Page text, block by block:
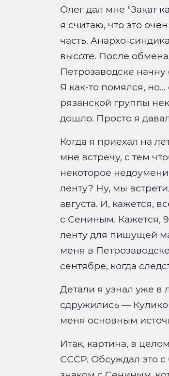
Олег дал мне "Закат
я считаю, что это
часть. Анархо-
высоте. После
Петрозаводске
Я как-то помялся,
рязанской группы
дошло. Просто я
Когда я приехал на
мне встречу, с тем
некоторое
ленту? Ну, мы
августа. И, кажется,
с Сениным. Кажется,
ленту для пишущей
меня в
сентябре, когда
Детали я узнал уже в
сдружились —
меня основным
Итак, картина, в
СССР. Обсуждал это с